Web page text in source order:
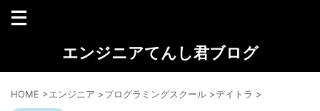
エンジニアてんし君ブログ
HOME >エンジニア >プログラミングスクール >デイトラ >